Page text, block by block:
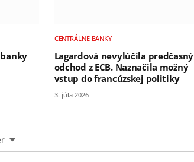
CENTRÁLNE BANKY
Lagardová nevylúčila predčasný
odchod z ECB. Naznačila možný
vstup do francúzskej politiky
3. júla 2026